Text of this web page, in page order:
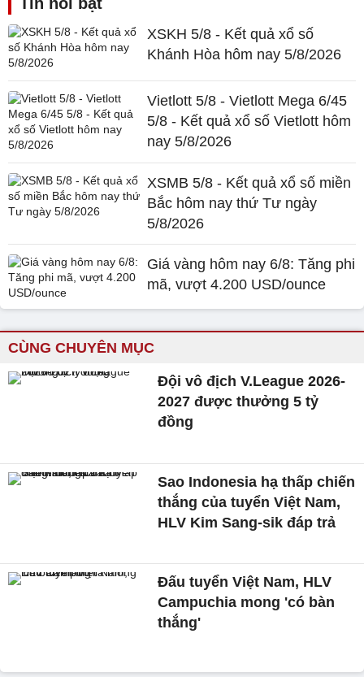
XSKH 5/8 - Kết quả xổ số
Khánh Hòa hôm nay 5/8/2026
Vietlott 5/8 - Vietlott Mega 6/45
5/8 - Kết quả xổ số Vietlott hôm
nay 5/8/2026
XSMB 5/8 - Kết quả xổ số miền
Bắc hôm nay thứ Tư ngày
5/8/2026
Giá vàng hôm nay 6/8: Tăng phi
mã, vượt 4.200 USD/ounce
CÙNG CHUYÊN MỤC
Đội vô địch V.League 2026-
2027 được thưởng 5 tỷ
đồng
Sao Indonesia hạ thấp chiến
thắng của tuyển Việt Nam,
HLV Kim Sang-sik đáp trả
Đấu tuyển Việt Nam, HLV
Campuchia mong 'có bàn
thắng'